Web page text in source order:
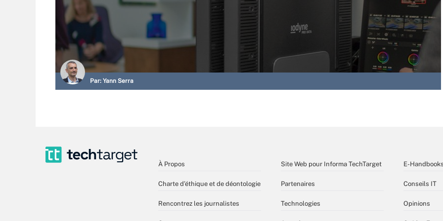
Par: Yann Serra
À Propos
Charte d’éthique et de déontologie
Rencontrez les journalistes
Site Web pour Informa TechTarget
Partenaires
Technologies
E-
Conseils IT
Opinions